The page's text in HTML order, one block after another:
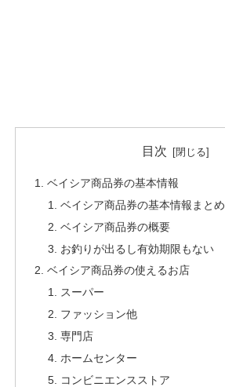
目次
ベイシア商品券の基本情報
ベイシア商品券の基本情報まとめ
ベイシア商品券の概要
お釣りが出るし有効期限もない
ベイシア商品券の使えるお店
スーパー
ファッション他
専門店
ホームセンター
コンビニエンスストア